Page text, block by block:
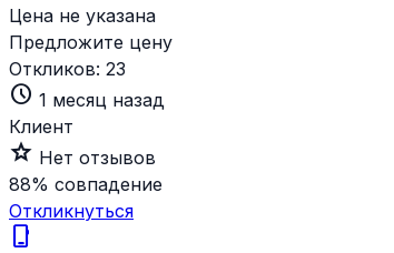
Цена не указана
Предложите цену
Откликов: 23
schedule 1 месяц назад
Клиент
star_outline Нет отзывов
88% совпадение
Откликнуться
phone_iphone